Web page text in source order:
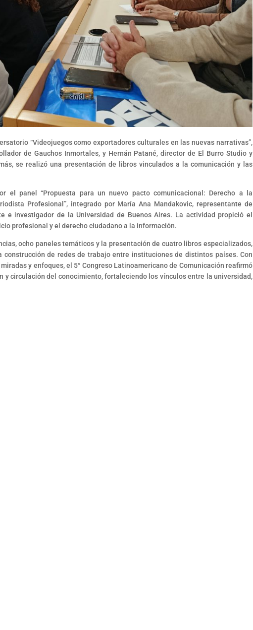
“Videojuegos como exportadores culturales en las nuevas narrativas”,
de Gauchos Inmortales, y Hernán Patané, director de El Burro Studio y
se realizó una presentación de libros vinculados a la comunicación y las
el panel “Propuesta para un nuevo pacto comunicacional: Derecho a la
Profesional”, integrado por María Ana Mandakovic, representante de
e investigador de la Universidad de Buenos Aires. La actividad propició el
profesional y el derecho ciudadano a la información.
ocho paneles temáticos y la presentación de cuatro libros especializados,
de redes de trabajo entre instituciones de distintos países. Con
y enfoques, el 5° Congreso Latinoamericano de Comunicación reafirmó
y circulación del conocimiento, fortaleciendo los vínculos entre la universidad,